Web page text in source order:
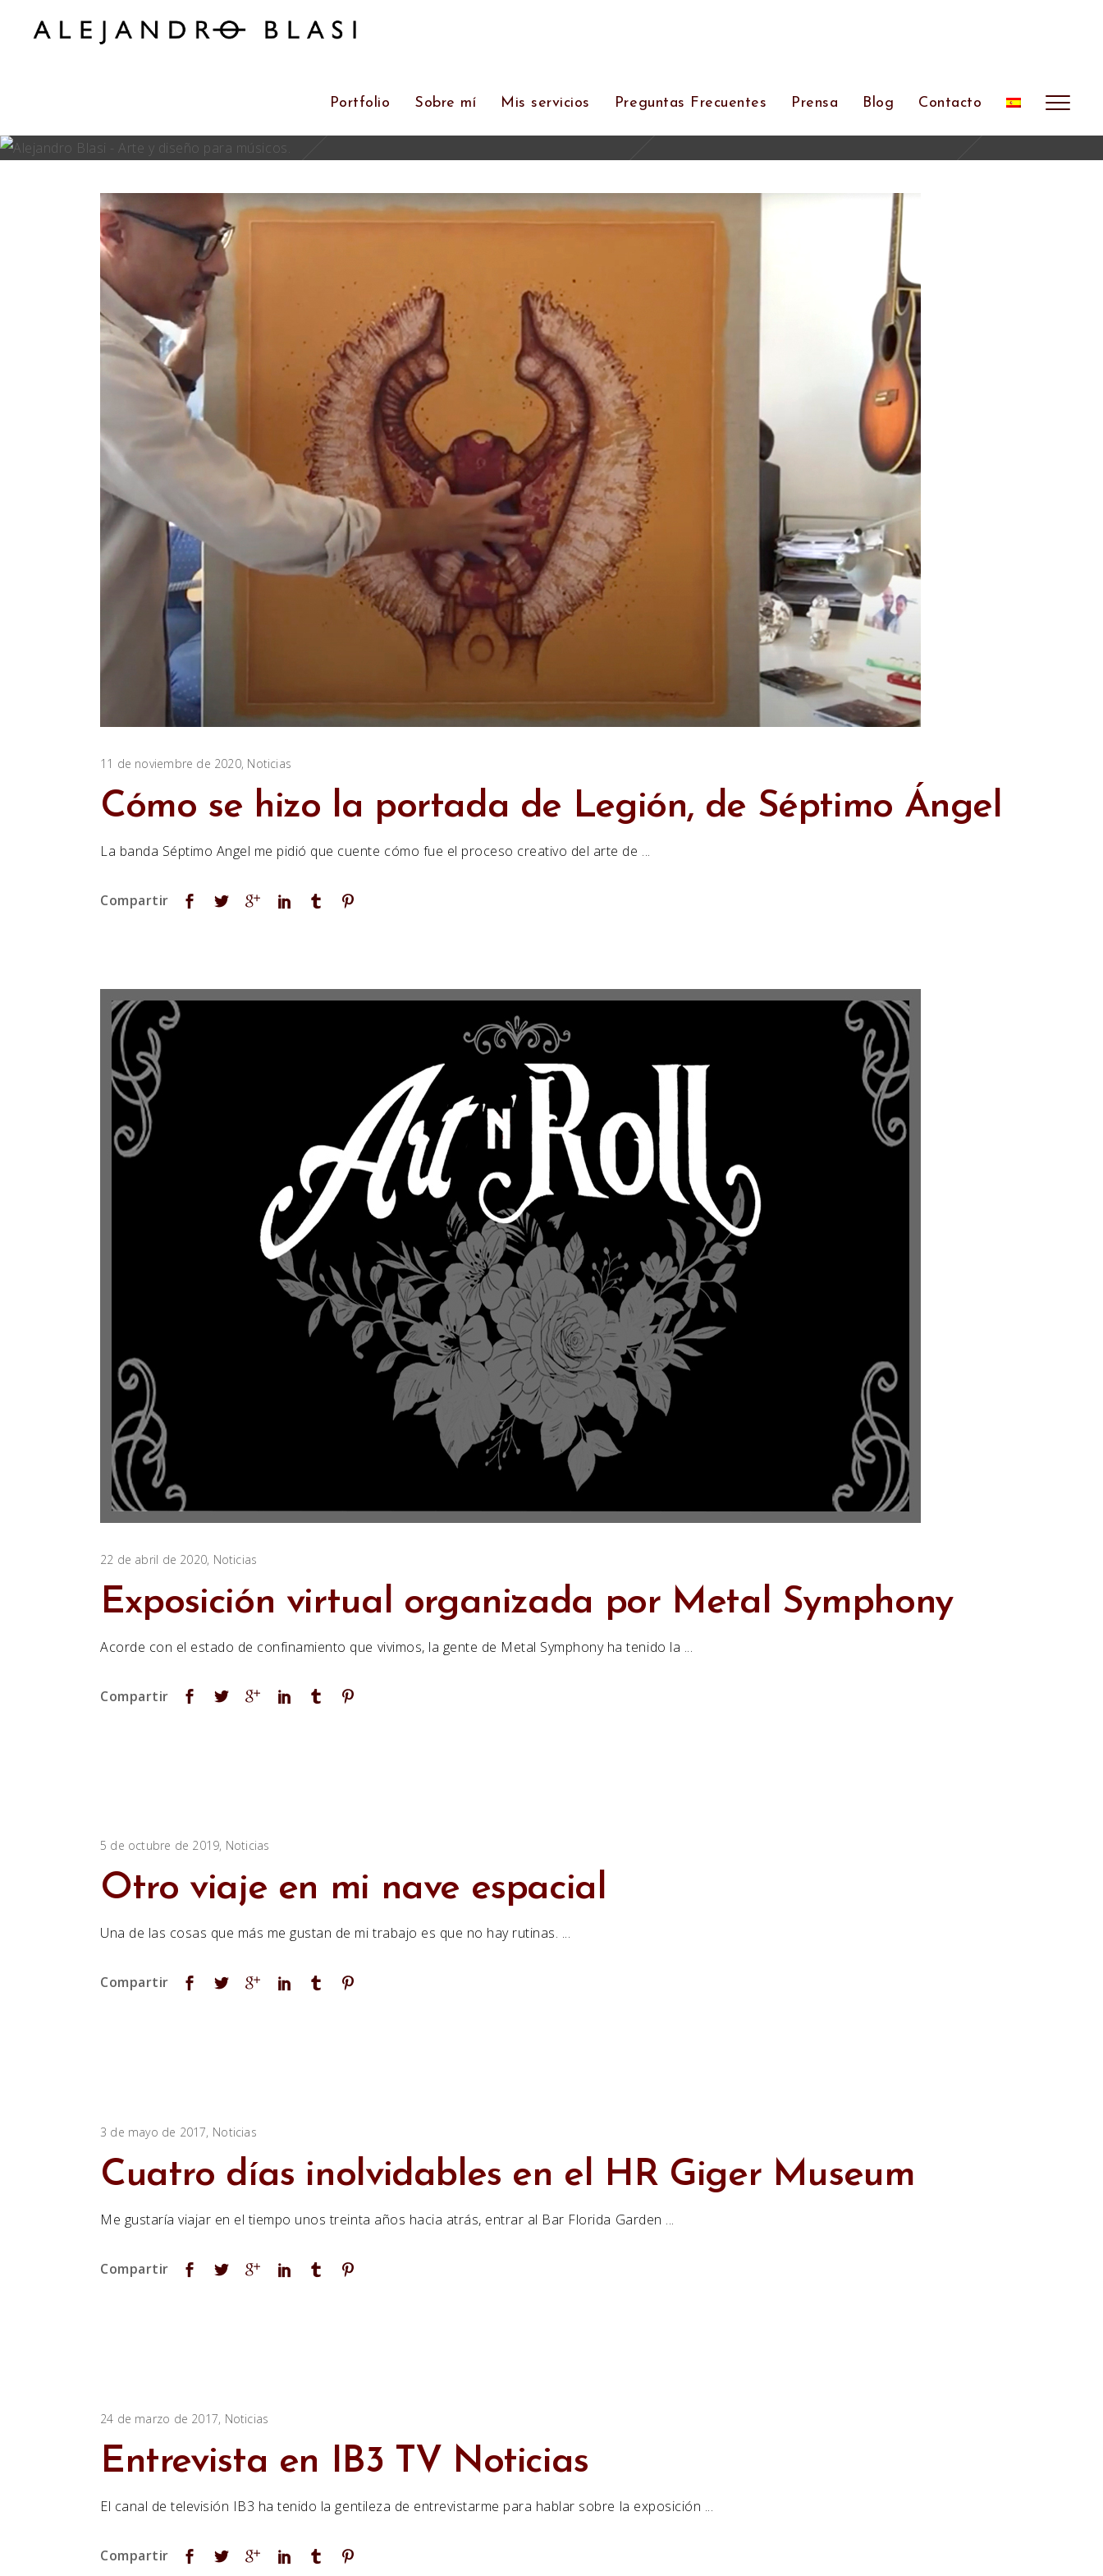
Portfolio Sobre mí Mis servicios Preguntas Frecuentes Prensa Blog Contacto
11 de noviembre de 2020 Noticias
Cómo se hizo la portada de Legión, de Séptimo Ángel
La banda Séptimo Angel me pidió que cuente cómo fue el proceso creativo del arte de
22 de abril de 2020 Noticias
Exposición virtual organizada por Metal Symphony
Acorde con el estado de confinamiento que vivimos, la gente de Metal Symphony ha tenido la
5 de octubre de 2019 Noticias
Otro viaje en mi nave espacial
Una de las cosas que más me gustan de mi trabajo es que no hay rutinas.
3 de mayo de 2017 Noticias
Cuatro días inolvidables en el HR Giger Museum
Me gustaría viajar en el tiempo unos treinta años hacia atrás, entrar al Bar Florida Garden
24 de marzo de 2017 Noticias
Entrevista en IB3 TV Noticias
El canal de televisión IB3 ha tenido la gentileza de entrevistarme para hablar sobre la exposición